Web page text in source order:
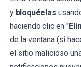
y bloquéelas
haciendo clic en "
de la ventana (si
el sitio malicioso